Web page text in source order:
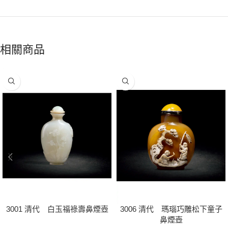
相關商品
3001 清代 白玉福祿壽鼻煙壺
3006 清代 瑪瑙巧雕松下童子
鼻煙壺